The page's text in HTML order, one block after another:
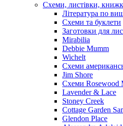
Схеми, листівки,
Література по
Схеми та буклети
Заготовки для
Mirabilia
Debbie Mumm
Wichelt
Схеми
Jim Shore
Cхеми Rosewood
Lavender & Lace
Stoney Creek
Cottage Garden
Glendon Place